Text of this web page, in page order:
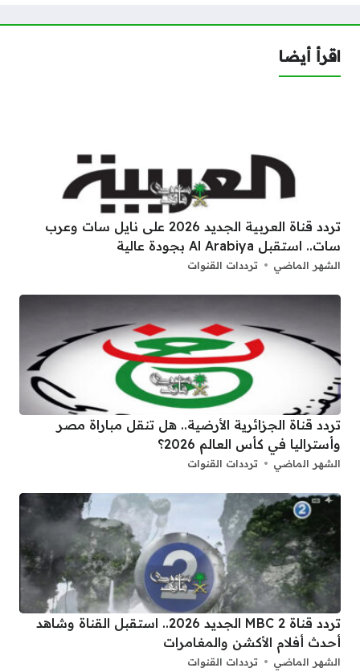
اقرأ أيضا
تردد قناة العربية الجديد 2026 على نايل سات وعرب
سات.. استقبل Al Arabiya بجودة عالية
الشهر الماضي ترددات القنوات
تردد قناة الجزائرية الأرضية.. هل تنقل مباراة مصر
وأستراليا في كأس العالم 2026؟
الشهر الماضي ترددات القنوات
تردد قناة 2 MBC الجديد 2026.. استقبل القناة وشاهد
أحدث أفلام الأكشن والمغامرات
الشهر الماضي ترددات القنوات